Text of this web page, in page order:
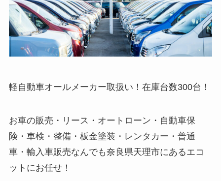
軽自動車オールメーカー取扱い！在庫台数300台！
お車の販売・リース・オートローン・自動車保
険・車検・整備・板金塗装・レンタカー・普通
車・輸入車販売なんでも奈良県天理市にあるエコ
ットにお任せ！